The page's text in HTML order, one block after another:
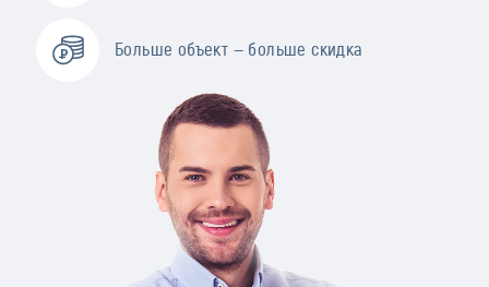
Больше объект — больше скидка